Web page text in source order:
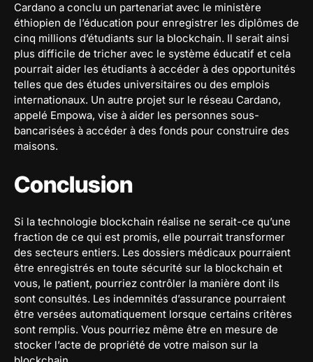
Cardano a conclu un partenariat avec le ministère
éthiopien de l’éducation pour enregistrer les diplômes de
cinq millions d’étudiants sur la blockchain. Il serait ainsi
plus difficile de tricher avec le système éducatif et cela
pourrait aider les étudiants à accéder à des opportunités
telles que des études universitaires ou des emplois
internationaux. Un autre projet sur le réseau Cardano,
appelé Empowa, vise à aider les personnes sous-
bancarisées à accéder à des fonds pour construire des
maisons.
Conclusion
Si la technologie blockchain réalise ne serait-ce qu’une
fraction de ce qui est promis, elle pourrait transformer
des secteurs entiers. Les dossiers médicaux pourraient
être enregistrés en toute sécurité sur la blockchain et
vous, le patient, pourriez contrôler la manière dont ils
sont consultés. Les indemnités d’assurance pourraient
être versées automatiquement lorsque certains critères
sont remplis. Vous pourriez même être en mesure de
stocker l’acte de propriété de votre maison sur la